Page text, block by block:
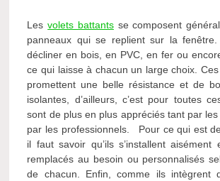
Lesvolets battantsse composent
panneaux qui se replient sur la
décliner en bois, en PVC, en fer ou
ce qui laisse à chacun un large choix.
promettent une belle résistance et de
isolantes, d’ailleurs, c’est pour toutes
sont de plus en plus appréciés tant par
par les professionnels. Pour ce qui est
il faut savoir qu’ils s’installent aisément
remplacés au besoin ou personnalisés
de chacun. Enfin, comme ils intègrent